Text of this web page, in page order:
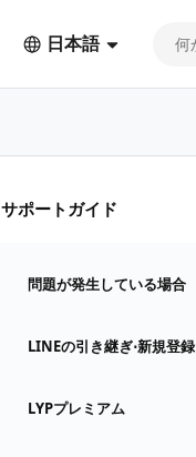
日本語
サポートガイド
問題が発生している場合
LINEの引き継ぎ⋅新規登録
LYPプレミアム